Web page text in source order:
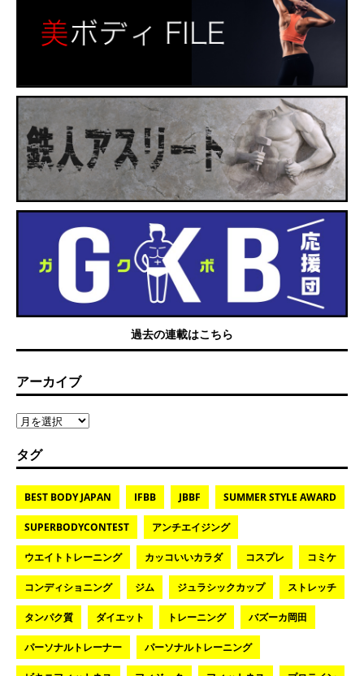
過去の連載はこちら
アーカイブ
タグ
BEST BODY JAPAN IFBB JBBF SUMMER STYLE AWARD
SUPERBODYCONTEST アンチエイジング
ウエイトトレーニング カッコいいカラダ コスプレ コミケ
コンディショニング ジム ジュラシックカップ ストレッチ
タンパク質 ダイエット トレーニング バズーカ岡田
パーソナルトレーナー パーソナルトレーニング